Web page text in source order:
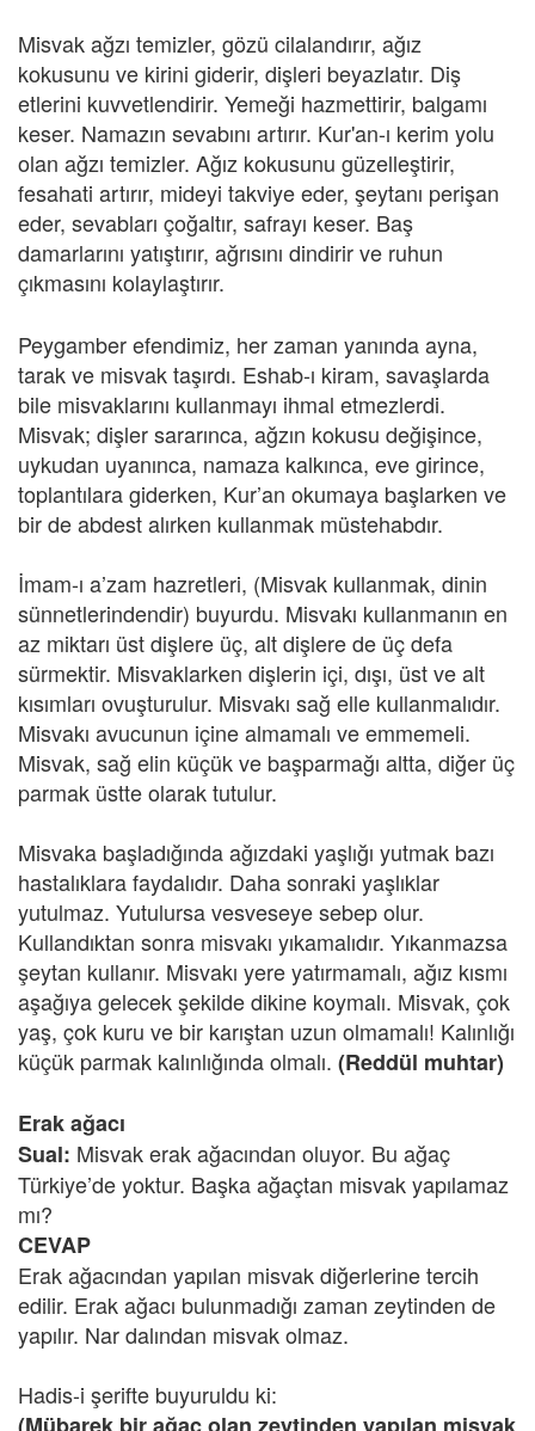
Misvak ağzı temizler, gözü cilalandırır, ağız
kokusunu ve kirini giderir, dişleri beyazlatır. Diş
etlerini kuvvetlendirir. Yemeği hazmettirir, balgamı
keser. Namazın sevabını artırır. Kur'an-ı kerim yolu
olan ağzı temizler. Ağız kokusunu güzelleştirir,
fesahati artırır, mideyi takviye eder, şeytanı perişan
eder, sevabları çoğaltır, safrayı keser. Baş
damarlarını yatıştırır, ağrısını dindirir ve ruhun
çıkmasını kolaylaştırır.
Peygamber efendimiz, her zaman yanında ayna,
tarak ve misvak taşırdı. Eshab-ı kiram, savaşlarda
bile misvaklarını kullanmayı ihmal etmezlerdi.
Misvak; dişler sararınca, ağzın kokusu değişince,
uykudan uyanınca, namaza kalkınca, eve girince,
toplantılara giderken, Kur’an okumaya başlarken ve
bir de abdest alırken kullanmak müstehabdır.
İmam-ı a’zam hazretleri, (Misvak kullanmak, dinin
sünnetlerindendir) buyurdu. Misvakı kullanmanın en
az miktarı üst dişlere üç, alt dişlere de üç defa
sürmektir. Misvaklarken dişlerin içi, dışı, üst ve alt
kısımları ovuşturulur. Misvakı sağ elle kullanmalıdır.
Misvakı avucunun içine almamalı ve emmemeli.
Misvak, sağ elin küçük ve başparmağı altta, diğer üç
parmak üstte olarak tutulur.
Misvaka başladığında ağızdaki yaşlığı yutmak bazı
hastalıklara faydalıdır. Daha sonraki yaşlıklar
yutulmaz. Yutulursa vesveseye sebep olur.
Kullandıktan sonra misvakı yıkamalıdır. Yıkanmazsa
şeytan kullanır. Misvakı yere yatırmamalı, ağız kısmı
aşağıya gelecek şekilde dikine koymalı. Misvak, çok
yaş, çok kuru ve bir karıştan uzun olmamalı! Kalınlığı
küçük parmak kalınlığında olmalı. (Reddül muhtar)
Erak ağacı
Sual: Misvak erak ağacından oluyor. Bu ağaç
Türkiye’de yoktur. Başka ağaçtan misvak yapılamaz
mı?
CEVAP
Erak ağacından yapılan misvak diğerlerine tercih
edilir. Erak ağacı bulunmadığı zaman zeytinden de
yapılır. Nar dalından misvak olmaz.
Hadis-i şerifte buyuruldu ki: